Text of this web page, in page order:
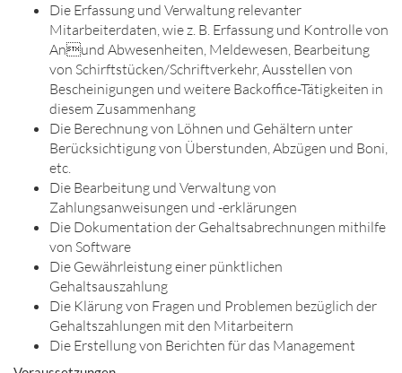
Die Erfassung und Verwaltung relevanter
Mitarbeiterdaten, wie z. B. Erfassung und Kontrolle von
Anund Abwesenheiten, Meldewesen, Bearbeitung
von Schirftstücken/Schriftverkehr, Ausstellen von
Bescheinigungen und weitere Backoffice-Tätigkeiten in
diesem Zusammenhang
Die Berechnung von Löhnen und Gehältern unter
Berücksichtigung von Überstunden, Abzügen und Boni,
etc.
Die Bearbeitung und Verwaltung von
Zahlungsanweisungen und -erklärungen
Die Dokumentation der Gehaltsabrechnungen mithilfe
von Software
Die Gewährleistung einer pünktlichen
Gehaltsauszahlung
Die Klärung von Fragen und Problemen bezüglich der
Gehaltszahlungen mit den Mitarbeitern
Die Erstellung von Berichten für das Management